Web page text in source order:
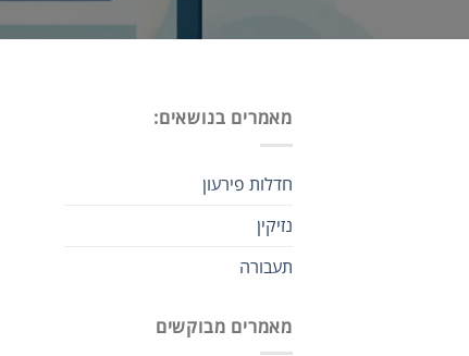
מאמרים בנושאים:
חדלות פירעון
נזיקין
תעבורה
מאמרים מבוקשים